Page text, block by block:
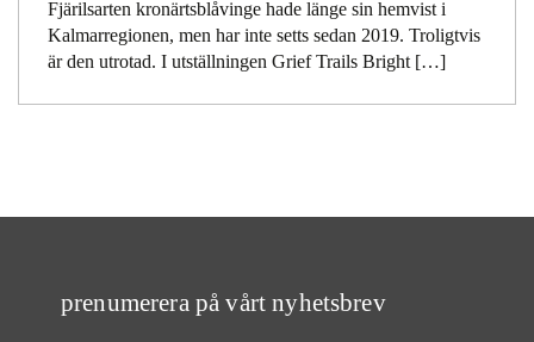
Fjärilsarten kronärtsblåvinge hade länge sin hemvist i
Kalmarregionen, men har inte setts sedan 2019. Troligtvis
är den utrotad. I utställningen Grief Trails Bright […]
prenumerera på vårt nyhetsbrev